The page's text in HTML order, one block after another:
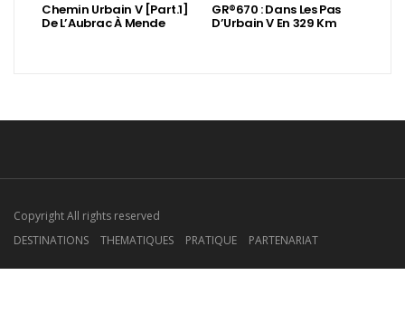
Chemin Urbain V [Part.1]
De L’Aubrac À Mende
GR®670 : Dans Les Pas
D’Urbain V En 329 Km
Copyright All rights reserved
DESTINATIONS
THEMATIQUES PRATIQUE PARTENARIAT